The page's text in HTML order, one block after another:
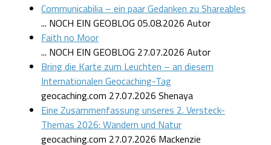
Communicabilia – ein paar Gedanken zu Shareables
... NOCH EIN GEOBLOG 05.08.2026 Autor
Faith no Moor
... NOCH EIN GEOBLOG 27.07.2026 Autor
Bring die Karte zum Leuchten – an diesem
Internationalen Geocaching-Tag
geocaching.com 27.07.2026 Shenaya
Eine Zusammenfassung unseres 2. Versteck-
Themas 2026: Wandern und Natur
geocaching.com 27.07.2026 Mackenzie